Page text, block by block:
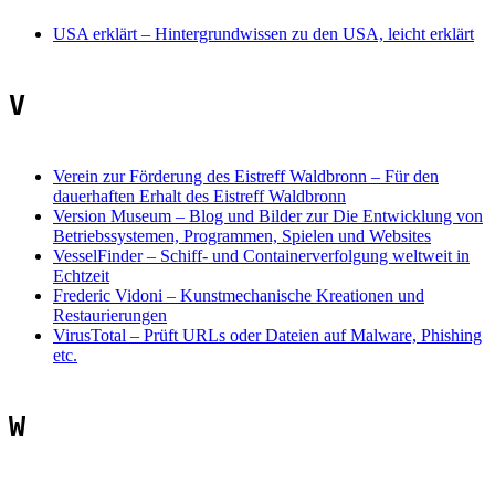
USA erklärt – Hintergrundwissen zu den USA, leicht erklärt
V
Verein zur Förderung des Eistreff Waldbronn – Für den
dauerhaften Erhalt des Eistreff Waldbronn
Version Museum – Blog und Bilder zur Die Entwicklung von
Betriebssystemen, Programmen, Spielen und Websites
VesselFinder– Schiff- und Containerverfolgung weltweit in
Echtzeit
Frederic Vidoni – Kunstmechanische Kreationen und
Restaurierungen
VirusTotal – Prüft URLs oder Dateien auf Malware, Phishing
etc.
W